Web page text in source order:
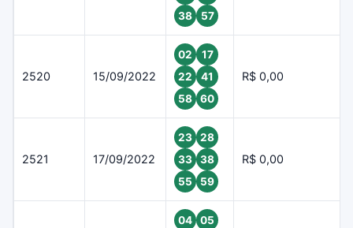
38
57
2520 15/09/2022
02
17
22
41
58
60
R$ 0,00
2521 17/09/2022
23
28
33
38
55
59
R$ 0,00
04
05